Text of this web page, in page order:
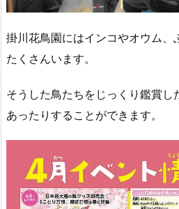
掛川花鳥園にはインコやオウム、
たくさんいます。
そうした鳥たちをじっくり鑑賞し
あったりすることができます。